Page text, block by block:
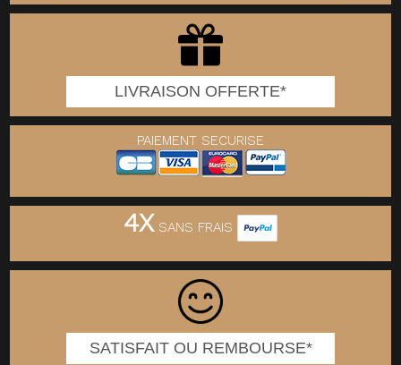
LIVRAISON OFFERTE*
PAIEMENT SECURISE
4XSANS FRAIS
SATISFAIT OU REMBOURSE*